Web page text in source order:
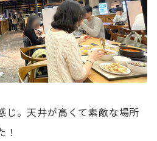
じ。天井が高くて素敵な場所